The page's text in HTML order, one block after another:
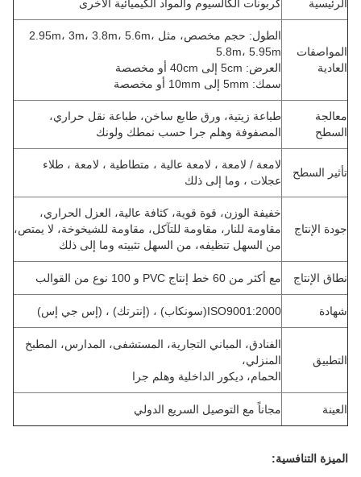
الرئيسية
كربونات الكالسيوم والمواد الكيميائية الأخرى
المواصفات
العادية
الطول: حجم مخصص، مثل 2.95m، 3m، 3.8m، 5.6m،
5.8m، 5.95m
العرض: 5cm إلى 40cm أو مخصصة
سمك: 5mm إلى 10mm أو مخصصة
معالجة
السطح
طباعة زيتية، ورق طابع ساخن، طباعة نقل حراري،
المصفوفة وهلم جرا حسب نمطك ولونك
تأثير السطح
لامعة / لامعة ، لامعة عالية ، متطاطية ، لامعة ، طلاء
عجلات ، وما إلى ذلك
جودة الإنتاج
خفيفة الوزن، قوة قوية، كثافة عالية، العزل الحراري،
مقاومة للنار، مقاومة للتآكل، مقاومة للشيخوخة، لا يمتص،
من السهل تنظيفه، من السهل تثبيته وما إلى ذلك
نطاق الإنتاج مع أكثر من 60 خط إنتاج PVC و 100 نوع من القوالب
شهادة ISO9001:2000(سونكاب) ، (إنترتك) ، (إس جي إس)
التطبيق
الفنادق، المباني التجارية، المستشفى، المدارس، المطبخ
المنزلي،
الحمام، ديكور الداخلية وهلم جرا
العينة مجاناً مع التوصيل السريع الدولي
الميزة التنافسية: